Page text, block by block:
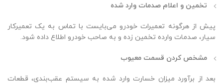
تخمین و اعلام صدمات وارد شده
پیش از هرگونه تعمیرات خودرو می‌بایست با تماس به یک تعمیرکار
سیار، صدمات وارده تخمین زده و به صاحب خودرو اطلاع داده شود.
مشخص کردن قسمت معیوب
بعد از برآورد میزان خسارت وارد شده به سیستم عقب‌بندی، قطعات